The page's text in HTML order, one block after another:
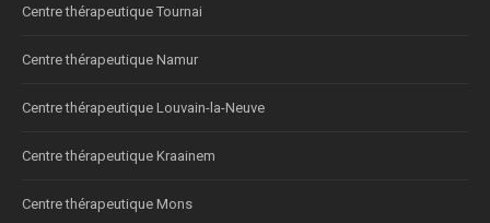
Centre thérapeutique Tournai
Centre thérapeutique Namur
Centre thérapeutique Louvain-la-Neuve
Centre thérapeutique Kraainem
Centre thérapeutique Mons